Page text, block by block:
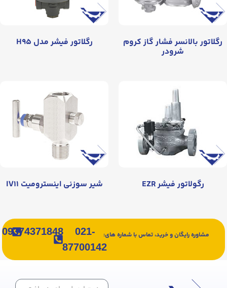
رگلاتور بالانسر فشار گاز کروم
شرودر
رگلاتور فیشر مدل H۹۵
رگولاتور فیشر EZR شیر سوزنی اینسترومیت IV۱۱
مشاوره رایگان و خرید، تماس با شماره های:
021-
87700142
09374371848